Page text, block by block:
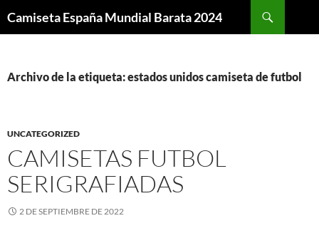
Camiseta España Mundial Barata 2024
Archivo de la etiqueta: estados unidos camiseta de futbol
UNCATEGORIZED
CAMISETAS FUTBOL
SERIGRAFIADAS
2 DE SEPTIEMBRE DE 2022